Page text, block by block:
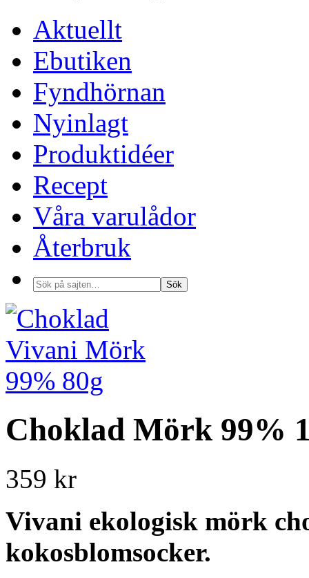
Aktuellt
Ebutiken
Fyndhörnan
Nyinlagt
Produktidéer
Recept
Våra varulådor
Återbruk
Choklad Mörk 99%
359 kr
Vivani ekologisk mörk
kokosblomsocker.